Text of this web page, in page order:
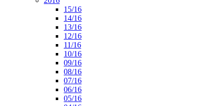
15/16
14/16
13/16
12/16
11/16
10/16
09/16
08/16
07/16
06/16
05/16